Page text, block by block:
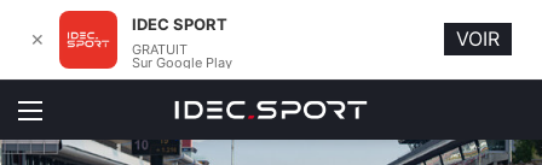
Menu
✕
IDEC SPORT
GRATUIT
Sur Google Play
VOIR